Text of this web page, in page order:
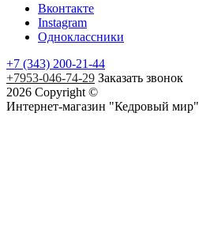
Вконтакте
Instagram
Одноклассники
+7 (343) 200-21-44
+7953-046-74-29 Заказать звонок
2026 Copyright ©
Интернет-магазин "Кедровый мир"